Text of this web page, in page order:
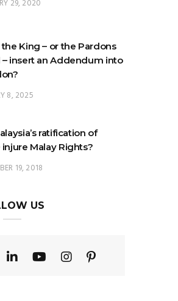
29, 2020
King – or the Pardons
– insert an Addendum into
8, 2025
ratification of
injure Malay Rights?
19, 2018
US